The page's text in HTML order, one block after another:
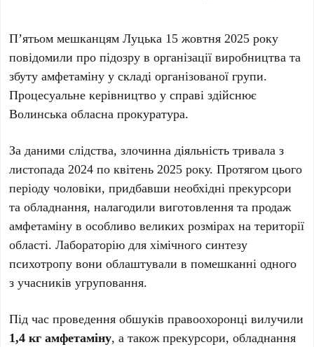
П’ятьом мешканцям Луцька 15 жовтня 2025 року
повідомили про підозру в організації виробництва та
збуту амфетаміну у складі організованої групи.
Процесуальне керівництво у справі здійснює
Волинська обласна прокуратура.
За даними слідства, злочинна діяльність тривала з
листопада 2024 по квітень 2025 року. Протягом цього
періоду чоловіки, придбавши необхідні прекурсори
та обладнання, налагодили виготовлення та продаж
амфетаміну в особливо великих розмірах на території
області. Лабораторію для хімічного синтезу
психотропу вони облаштували в помешканні одного
з учасників угруповання.
Під час проведення обшуків правоохоронці вилучили
1,4 кг амфетаміну, а також прекурсори, обладнання